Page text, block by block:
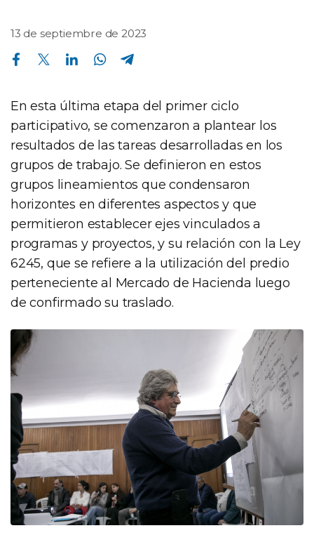
13 de septiembre de 2023
Compartir en Facebook Compartir en Twitter Compartir en Linkedin Compartir en Whatsapp
En esta última etapa del primer ciclo
participativo, se comenzaron a plantear los
resultados de las tareas desarrolladas en los
grupos de trabajo. Se definieron en estos
grupos lineamientos que condensaron
horizontes en diferentes aspectos y que
permitieron establecer ejes vinculados a
programas y proyectos, y su relación con la Ley
6245, que se refiere a la utilización del predio
perteneciente al Mercado de Hacienda luego
de confirmado su traslado.